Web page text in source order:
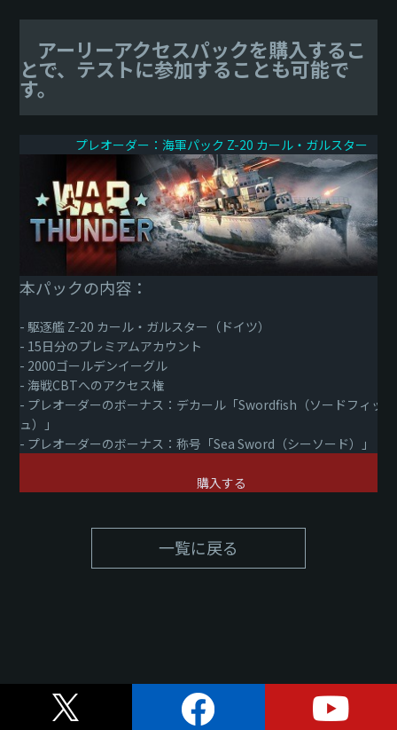
アーリーアクセスパックを購入するこ
とで、テストに参加することも可能で
す。
プレオーダー：海軍パック Z-20 カール・ガルスター
本パックの内容：
- 駆逐艦 Z-20 カール・ガルスター（ドイツ）
- 15日分のプレミアムアカウント
- 2000ゴールデンイーグル
- 海戦CBTへのアクセス権
- プレオーダーのボーナス：デカール「Swordfish（ソードフィッシ
ュ）」
- プレオーダーのボーナス：称号「Sea Sword（シーソード）」
購入する
一覧に戻る